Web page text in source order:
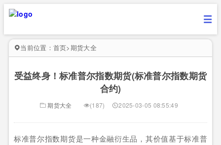
当前位置： 首页>期货大全
受益终身！标准普尔指数期货(标准普尔指数期货
合约)
期货大全 (187) 2025-03-05 08:55:49
标准普尔指数期货是一种金融衍生品，其价值基于标准普